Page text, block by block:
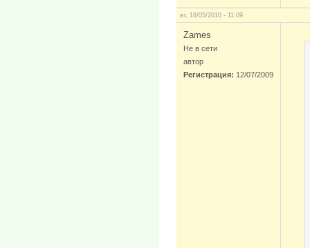
вт, 18/05/2010 - 11:09
Zames
Не в сети
автор
Регистрация: 12/07/2009